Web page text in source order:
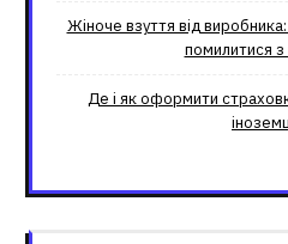
Жіноче взуття від
помилитися
Де і як оформити